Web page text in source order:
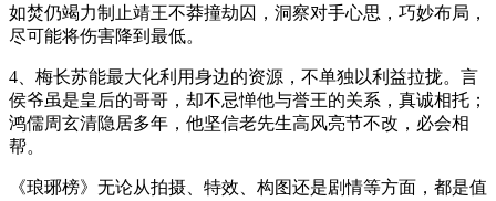
如焚仍竭力制止靖王不莽撞劫囚，洞察对手心思，巧妙布局，
尽可能将伤害降到最低。
4、梅长苏能最大化利用身边的资源，不单独以利益拉拢。言
侯爷虽是皇后的哥哥，却不忌惮他与誉王的关系，真诚相托；
鸿儒周玄清隐居多年，他坚信老先生高风亮节不改，必会相
帮。
《琅琊榜》无论从拍摄、特效、构图还是剧情等方面，都是值